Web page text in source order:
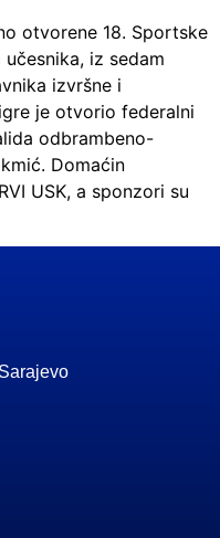
otvorene 18. Sportske
iz sedam
izvršne i
je otvorio federalni
odbrambeno-
Domaćin
USK, a sponzori su